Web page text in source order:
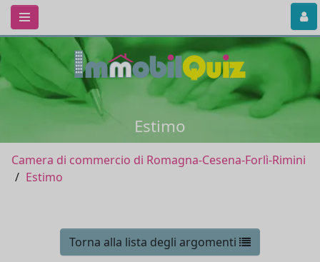
Estimo
Camera di commercio di Romagna-Cesena-Forlì-Rimini
Estimo
Torna alla lista degli argomenti